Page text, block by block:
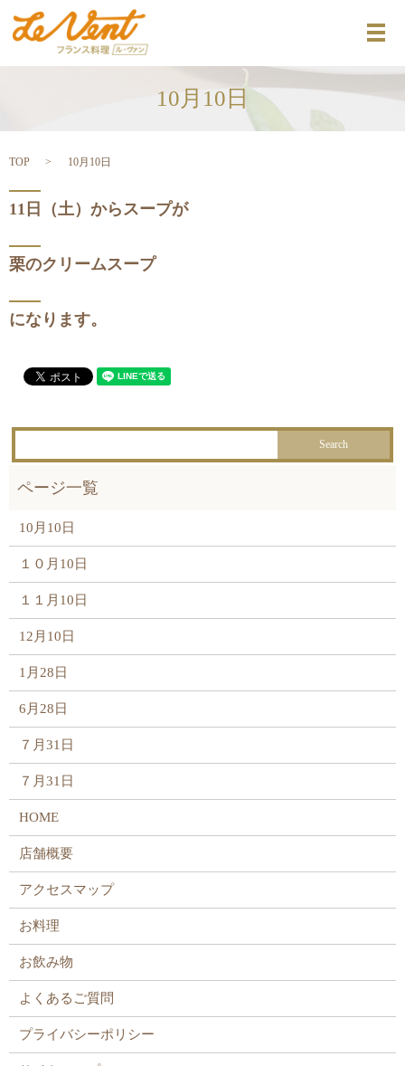
メ
10月10日
TOP 10月10日
11日（土）からスープが
栗のクリームスープ
になります。
10月10日
１０月10日
１１月10日
12月10日
1月28日
6月28日
７月31日
７月31日
HOME
店舗概要
アクセスマップ
お料理
お飲み物
よくあるご質問
プライバシーポリシー